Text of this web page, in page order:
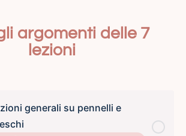
argomenti delle 7
lezioni
generali su pennelli e